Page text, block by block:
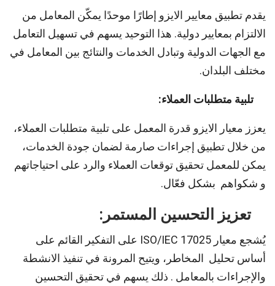
يقدم تطبيق معايير الايزو إطارًا موحدًا يمكّن المعامل من
الالتزام بمعايير دولية. هذا التوحيد يسهم في تسهيل التعامل
مع الجهات الدولية وتبادل الخدمات والنتائج بين المعامل في
مختلف البلدان.
تلبية متطلبات العملاء:
يعزز معيار الايزو قدرة المعمل على تلبية متطلبات العملاء،
من خلال تطبيق إجراءات صارمة لضمان جودة الخدمات،
يمكن للمعمل تحقيق توقعات العملاء والرد على احتياجاتهم
و شكواهم بشكل فعّال.
تعزيز التحسين المستمر :
يُشجع معيار ISO/IEC 17025 على التفكير القائم على
أساس تحليل المخاطر، ويتيح المرونة في تنفيذ الانشطة
والإجراءات بالمعامل . ذلك يسهم في تحقيق التحسين